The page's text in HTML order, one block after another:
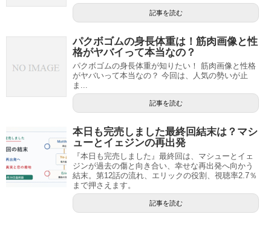
記事を読む
パクボゴムの身長体重は！筋肉画像と性
格がヤバイって本当なの？
パクボゴムの身長体重が知りたい！ 筋肉画像と性格
がヤバいって本当なの？ 今回は、人気の勢いが止
ま...
記事を読む
本日も完売しました最終回結末は？マシ
ューとイェジンの再出発
『本日も完売しました』最終回は、マシューとイェ
ジンが過去の傷と向き合い、幸せな再出発へ向かう
結末。第12話の流れ、エリックの役割、視聴率2.7％
まで押さえます。
記事を読む